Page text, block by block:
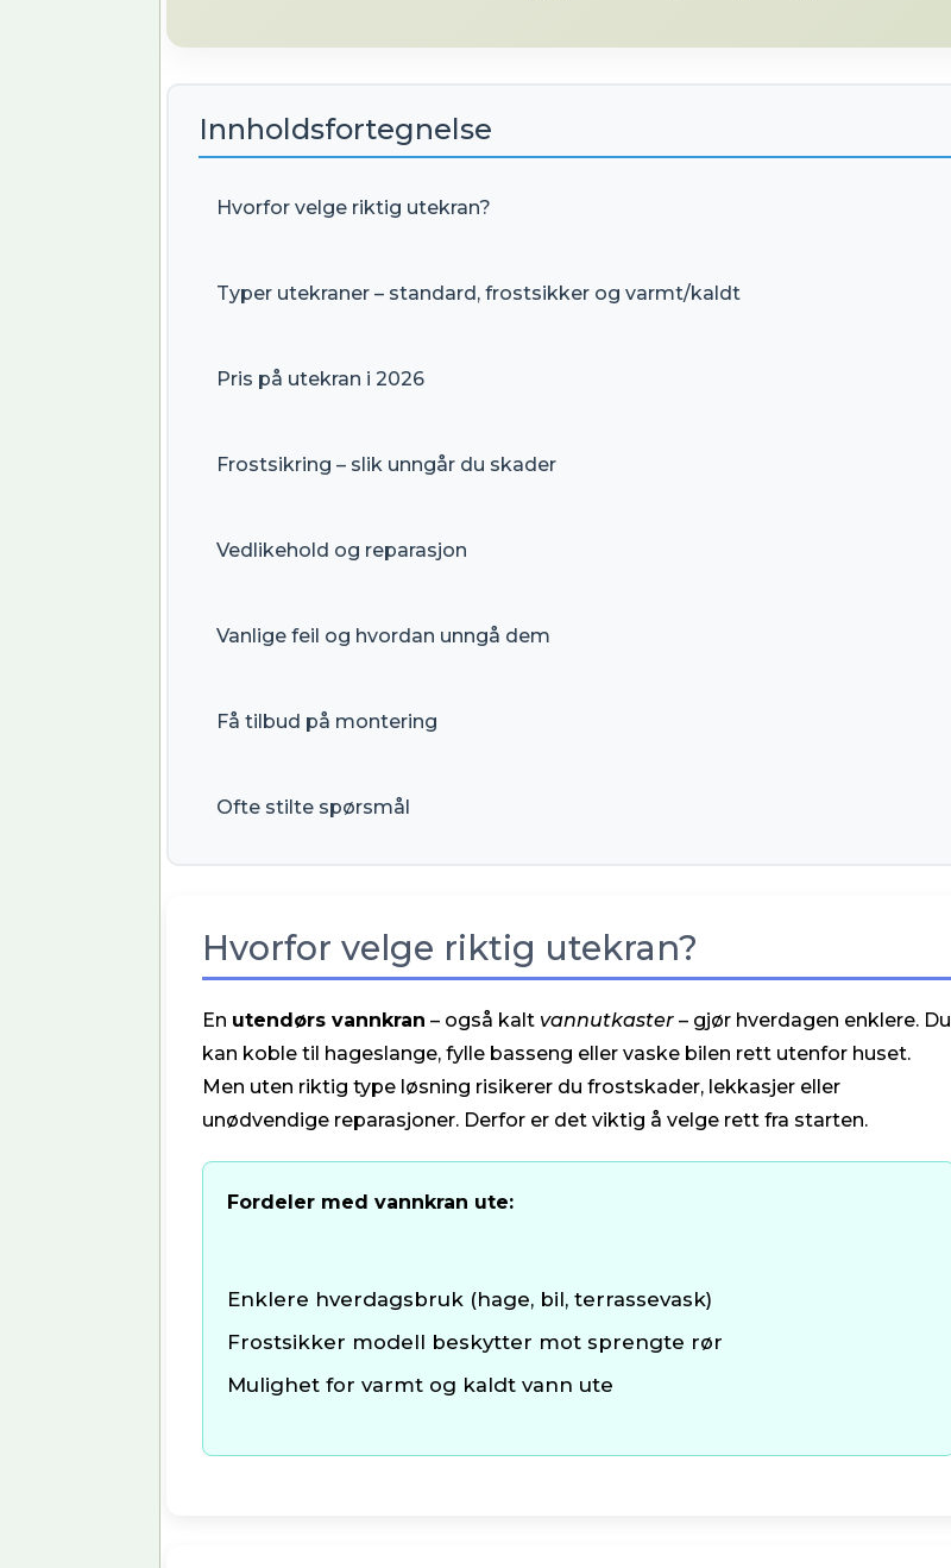
Innholdsfortegnelse
Hvorfor velge riktig utekran?
Typer utekraner – standard, frostsikker og varmt/kaldt
Pris på utekran i 2026
Frostsikring – slik unngår du skader
Vedlikehold og reparasjon
Vanlige feil og hvordan unngå dem
Få tilbud på montering
Ofte stilte spørsmål
Hvorfor velge riktig utekran?
En utendørs vannkran – også kalt vannutkaster – gjør hverdagen enklere. Du
kan koble til hageslange, fylle basseng eller vaske bilen rett utenfor huset.
Men uten riktig type løsning risikerer du frostskader, lekkasjer eller
unødvendige reparasjoner. Derfor er det viktig å velge rett fra starten.
Fordeler med vannkran ute:
Enklere hverdagsbruk (hage, bil, terrassevask)
Frostsikker modell beskytter mot sprengte rør
Mulighet for varmt og kaldt vann ute